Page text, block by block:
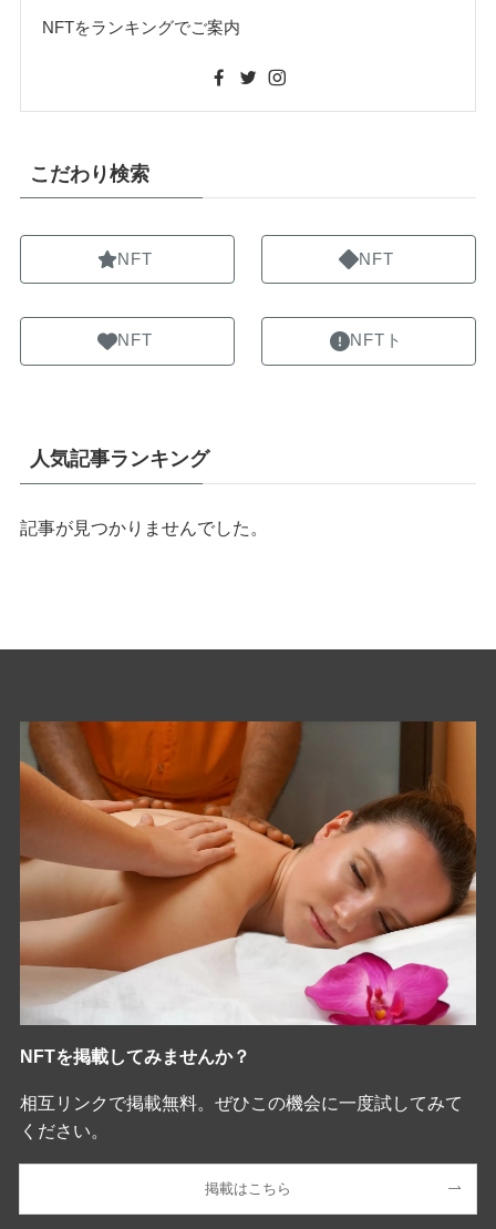
NFTをランキングでご案内
こだわり検索
NFT
NFT
NFT
NFTト
人気記事ランキング
記事が見つかりませんでした。
NFTを掲載してみませんか？
相互リンクで掲載無料。ぜひこの機会に一度試してみて
ください。
掲載はこちら